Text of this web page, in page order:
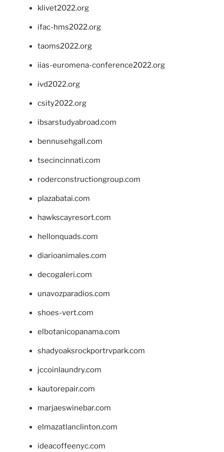
klivet2022.org
ifac-hms2022.org
taoms2022.org
iias-euromena-conference2022.org
ivd2022.org
csity2022.org
ibsarstudyabroad.com
bennusehgall.com
tsecincinnati.com
roderconstructiongroup.com
plazabatai.com
hawkscayresort.com
hellonquads.com
diarioanimales.com
decogaleri.com
unavozparadios.com
shoes-vert.com
elbotanicopanama.com
shadyoaksrockportrvpark.com
jccoinlaundry.com
kautorepair.com
marjaeswinebar.com
elmazatlanclinton.com
ideacoffeenyc.com